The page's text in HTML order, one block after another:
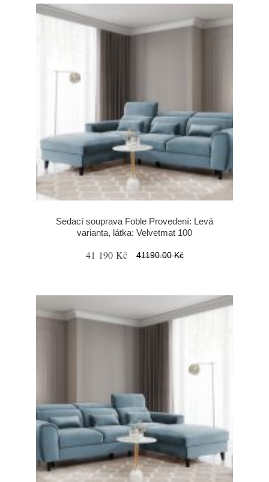
Sedací souprava Foble Provedení: Levá
varianta, látka: Velvetmat 100
41 190 Kč 41190.00 Kč